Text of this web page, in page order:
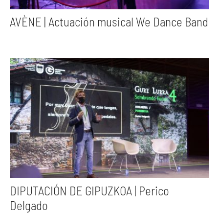
AVÈNE | Actuación musical We Dance Band
DIPUTACIÓN DE GIPUZKOA | Perico
Delgado